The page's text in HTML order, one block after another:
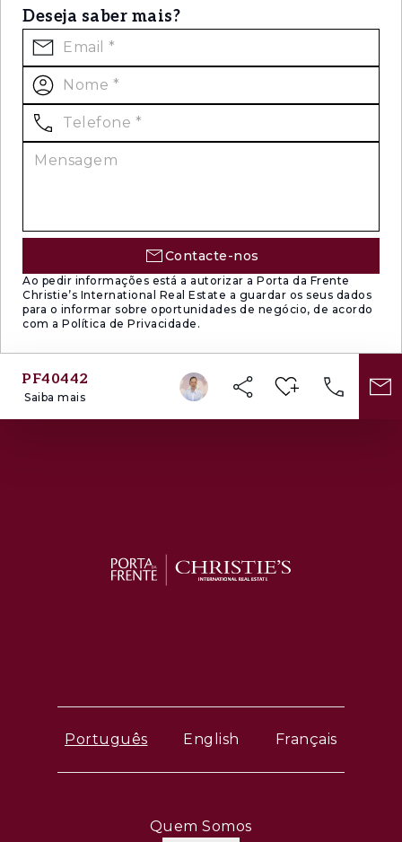
Deseja saber mais?
Contacte-nos
Ao pedir informações está a autorizar a Porta da Frente
Christie’s International Real Estate a guardar os seus dados
para o informar sobre oportunidades de negócio, de acordo
com a Política de Privacidade.
PF40442
Saiba mais
Português English Français
Quem Somos